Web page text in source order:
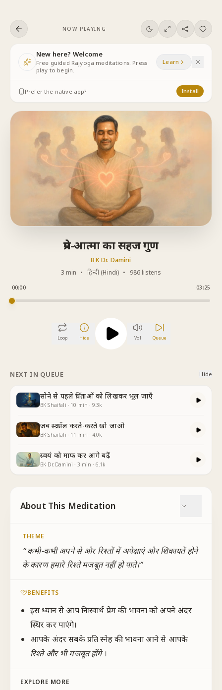
NOW PLAYING
New here? Welcome
Free guided Rajyoga meditations. Press
play to begin.
Learn
Prefer the native app? Install
प्रेम-आत्मा का सहज गुण
BK Dr. Damini
3 min • हिन्दी (Hindi) • 986 listens
00:00 03:25
Loop Hide Vol Queue
NEXT IN QUEUE Hide
सोने से पहले चिंताओं को लिखकर भूल जाएँ
BK Shaifali · 10 min · 9.3k
जब स्क्रॉल करते-करते खो जाओ
BK Shaifali · 11 min · 4.0k
स्वयं को माफ कर आगे बढ़ें
BK Dr. Damini · 3 min · 6.1k
About This Meditation
THEME
“कभी-कभी अपने से और रिश्तों में अपेक्षाएं और शिकायतें होने
के कारण हमारे रिश्ते मजबूत नहीं हो पाते।”
BENEFITS
इस ध्यान से आप निःस्वार्थ प्रेम की भावना को अपने अंदर
स्थिर कर पाएंगे।
आपके अंदर सबके प्रति स्नेह की भावना आने से आपके
रिश्ते और भी मजबूत होंगे।
EXPLORE MORE